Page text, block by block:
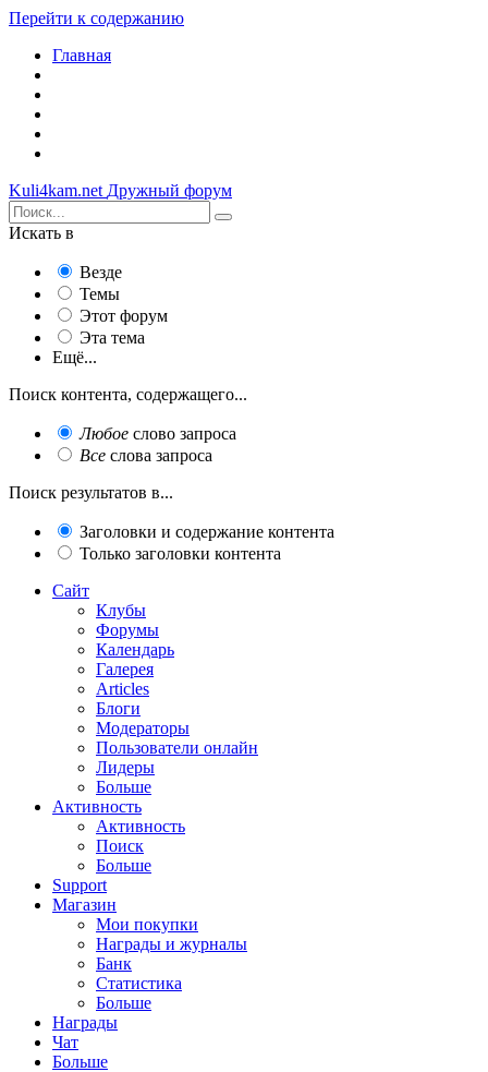
Перейти к содержанию
Главная
Kuli4kam.net Дружный форум
Искать в
Везде
Темы
Этот форум
Эта тема
Ещё...
Поиск контента, содержащего...
Любое слово запроса
Все слова запроса
Поиск результатов в...
Заголовки и содержание контента
Только заголовки контента
Сайт
Клубы
Форумы
Календарь
Галерея
Articles
Блоги
Модераторы
Пользователи онлайн
Лидеры
Больше
Активность
Активность
Поиск
Больше
Support
Магазин
Мои покупки
Награды и журналы
Банк
Статистика
Больше
Награды
Чат
Больше